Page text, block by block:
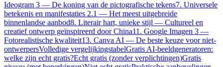
Ideogram 3 — De koning van de pictografische tekens7. Universele
betekenis en manifestaties 2.1 — Het meest uitgebreide
binnenlandse aanbod8. Literair hart, unieke stijl — Cultureel en
creatief ontwerp geïnspireerd door China11. Google Imagen 3 —
Fotorealistische kwaliteit13. Canva AI — De beste keuze voor niet-
ontwerpersVolledige vergelijkingstabelGratis AI-beeldgeneratoren:
welke zijn echt gratis?Echt gratis (zonder verplichtingen)Gratis